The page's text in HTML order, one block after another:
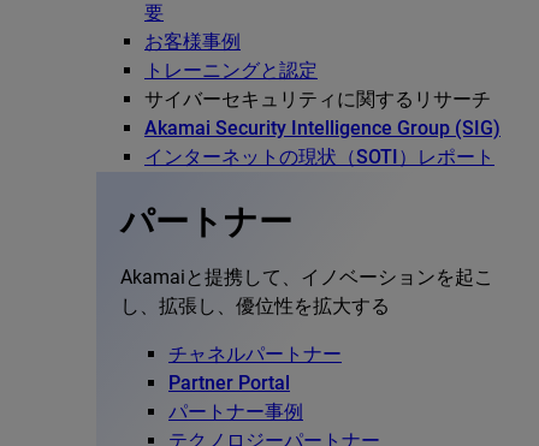
要
お客様事例
トレーニングと認定
サイバーセキュリティに関するリサーチ
Akamai Security Intelligence Group (SIG)
インターネットの現状（SOTI）レポート
パートナー
Akamaiと提携して、イノベーションを起こ
し、拡張し、優位性を拡大する
チャネルパートナー
Partner Portal
パートナー事例
テクノロジーパートナー